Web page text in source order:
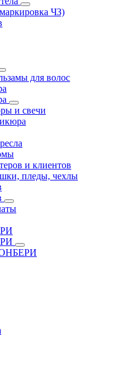
ЧЗ)
для волос
и свечи
и клиентов
пледы, чехлы